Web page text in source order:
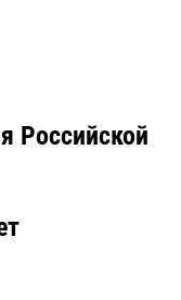
Российской